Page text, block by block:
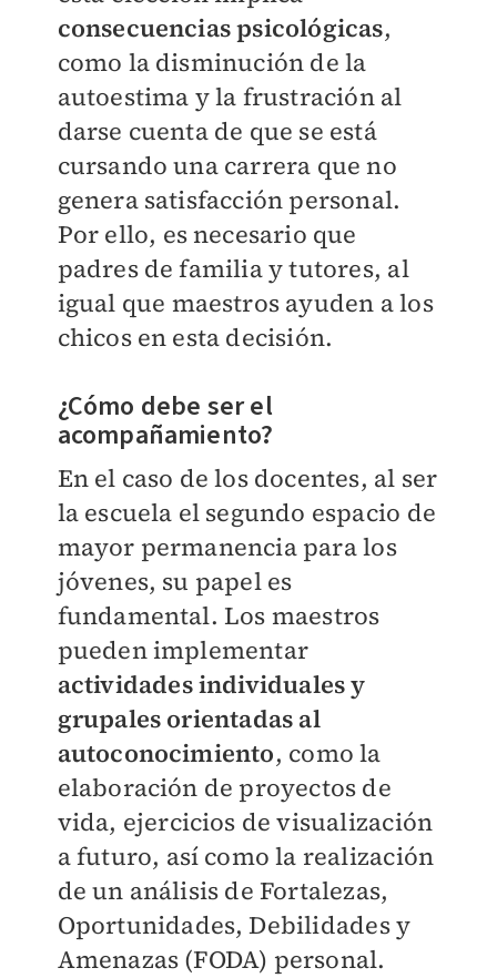
consecuencias psicológicas,
como la disminución de la
autoestima y la frustración al
darse cuenta de que se está
cursando una carrera que no
genera satisfacción personal.
Por ello, es necesario que
padres de familia y tutores, al
igual que maestros ayuden a los
chicos en esta decisión.
¿Cómo debe ser el
acompañamiento?
En el caso de los docentes, al ser
la escuela el segundo espacio de
mayor permanencia para los
jóvenes, su papel es
fundamental. Los maestros
pueden implementar
actividades individuales y
grupales orientadas al
autoconocimiento, como la
elaboración de proyectos de
vida, ejercicios de visualización
a futuro, así como la realización
de un análisis de Fortalezas,
Oportunidades, Debilidades y
Amenazas (FODA) personal.